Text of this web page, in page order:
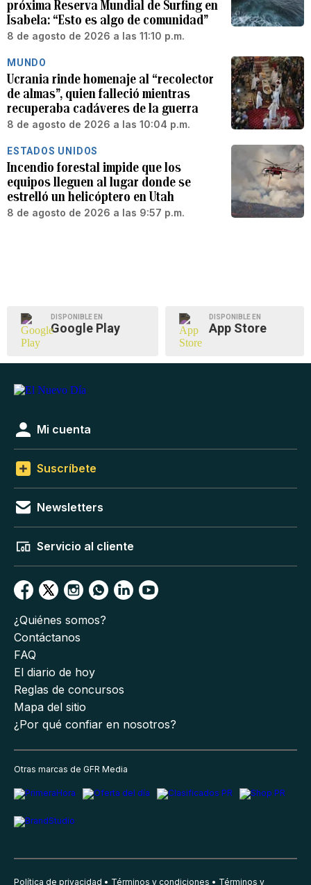
próxima Reserva Mundial de Surfing en
Isabela: “Esto es algo de comunidad”
8 de agosto de 2026 a las 11:10 p.m.
MUNDO
Ucrania rinde homenaje al “recolector
de almas”, quien falleció mientras
recuperaba cadáveres de la guerra
8 de agosto de 2026 a las 10:04 p.m.
ESTADOS UNIDOS
Incendio forestal impide que los
equipos lleguen al lugar donde se
estrelló un helicóptero en Utah
8 de agosto de 2026 a las 9:57 p.m.
DISPONIBLE EN
Google Play
DISPONIBLE EN
App Store
Mi cuenta
Suscríbete
Newsletters
Servicio al cliente
¿Quiénes somos?
Contáctanos
FAQ
El diario de hoy
Reglas de concursos
Mapa del sitio
¿Por qué confiar en nosotros?
Otras marcas de GFR Media
Política de privacidad Términos y condiciones Términos y